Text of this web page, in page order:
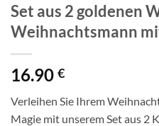
Set aus 2 goldenen
Weihnachtsmann
16.90 €
Verleihen Sie Ihrem
Magie mit unserem Set aus 2